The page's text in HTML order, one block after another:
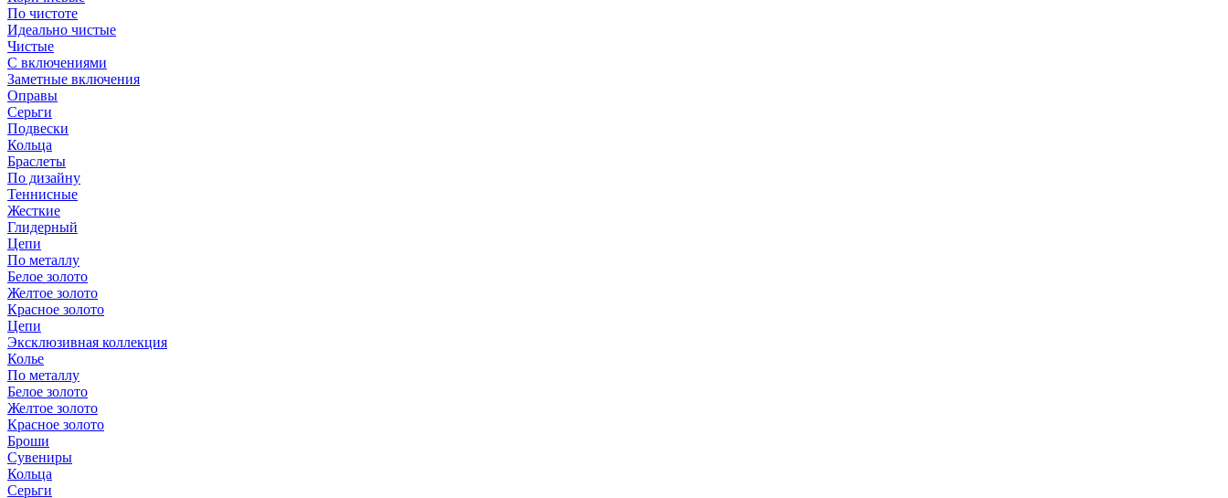
По чистоте
Идеально чистые
Чистые
С включениями
Заметные включения
Оправы
Серьги
Подвески
Кольца
Браслеты
По дизайну
Теннисные
Жесткие
Глидерный
Цепи
По металлу
Белое золото
Желтое золото
Красное золото
Цепи
Эксклюзивная коллекция
Колье
По металлу
Белое золото
Желтое золото
Красное золото
Броши
Сувениры
Кольца
Серьги